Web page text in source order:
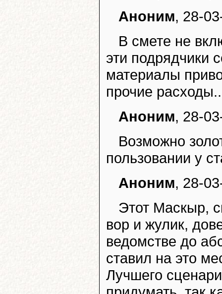
Аноним, 28-
В смете не
эти подрядчики
материалы
прочие
Аноним, 28-
Возможно
пользовании у
Аноним, 28-
Этот Маскыр,
вор и жулик,
ведомстве до
ставил на это
Лучшего